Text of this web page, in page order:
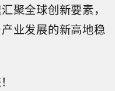
聚全球创新要素，
业发展的新高地稳